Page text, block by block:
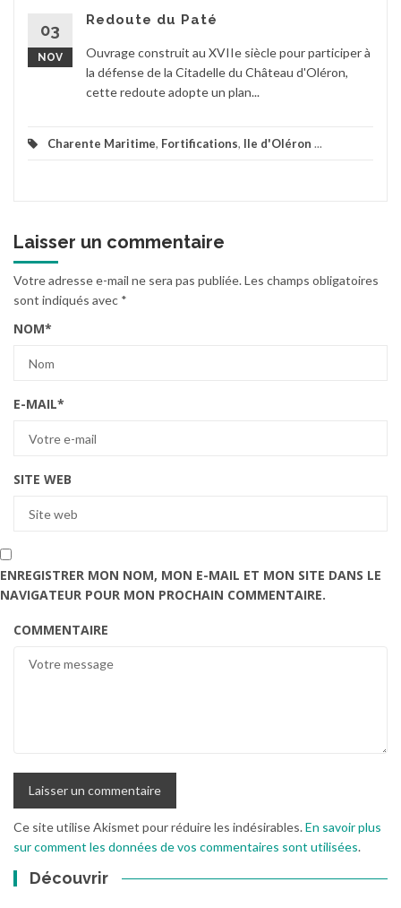
03
NOV
Redoute du Paté
Ouvrage construit au XVIIe siècle pour participer à
la défense de la Citadelle du Château d'Oléron,
cette redoute adopte un plan...
Charente Maritime, Fortifications, Ile d'Oléron ...
Laisser un commentaire
Votre adresse e-mail ne sera pas publiée.Les champs obligatoires
sont indiqués avec *
NOM*
E-MAIL*
SITE WEB
ENREGISTRER MON NOM, MON E-MAIL ET MON SITE DANS LE
NAVIGATEUR POUR MON PROCHAIN COMMENTAIRE.
COMMENTAIRE
Ce site utilise Akismet pour réduire les indésirables.En savoir plus
sur comment les données de vos commentaires sont utilisées.
Découvrir